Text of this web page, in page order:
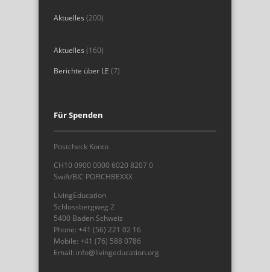
Aktuelles (200)
Aktuelles (160)
Berichte über LE (7)
Für Spenden
Postcheck Konto
CH10 0900 0000 6020 8207 0
Swift/BIC POFICHBEXXX
LivingEducation
Schlossbergweg 2
5400 Baden Schweiz
Phone: +41 (56) 221 02 16
Mobile: +41 (76) 588 0786
Email: info@livingeducation.org